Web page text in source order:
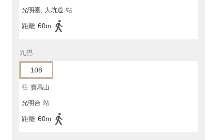
光明臺, 大坑道 站
距離 60m
九巴
108
往 寶馬山
光明台 站
距離 60m